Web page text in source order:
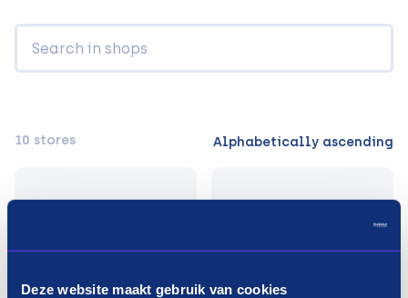
Deze website maakt gebruik van cookies
10 stores Alphabetically ascending